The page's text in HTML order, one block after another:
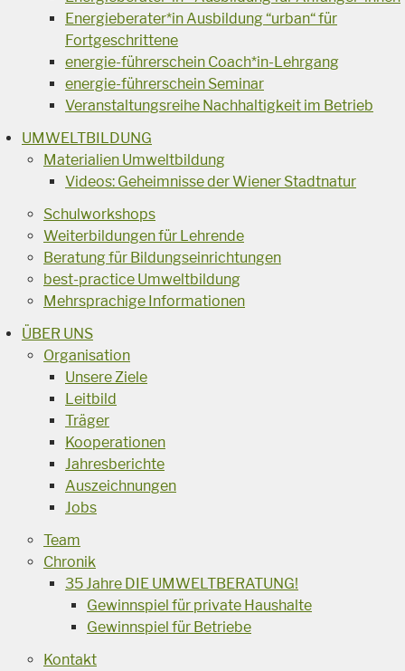
Energieberater*in Ausbildung “urban“ für
Fortgeschrittene
energie-führerschein Coach*in-Lehrgang
energie-führerschein Seminar
Veranstaltungsreihe Nachhaltigkeit im Betrieb
UMWELTBILDUNG
Materialien Umweltbildung
Videos: Geheimnisse der Wiener Stadtnatur
Schulworkshops
Weiterbildungen für Lehrende
Beratung für Bildungseinrichtungen
best-practice Umweltbildung
Mehrsprachige Informationen
ÜBER UNS
Organisation
Unsere Ziele
Leitbild
Träger
Kooperationen
Jahresberichte
Auszeichnungen
Jobs
Team
Chronik
35 Jahre DIE UMWELTBERATUNG!
Gewinnspiel für private Haushalte
Gewinnspiel für Betriebe
Kontakt